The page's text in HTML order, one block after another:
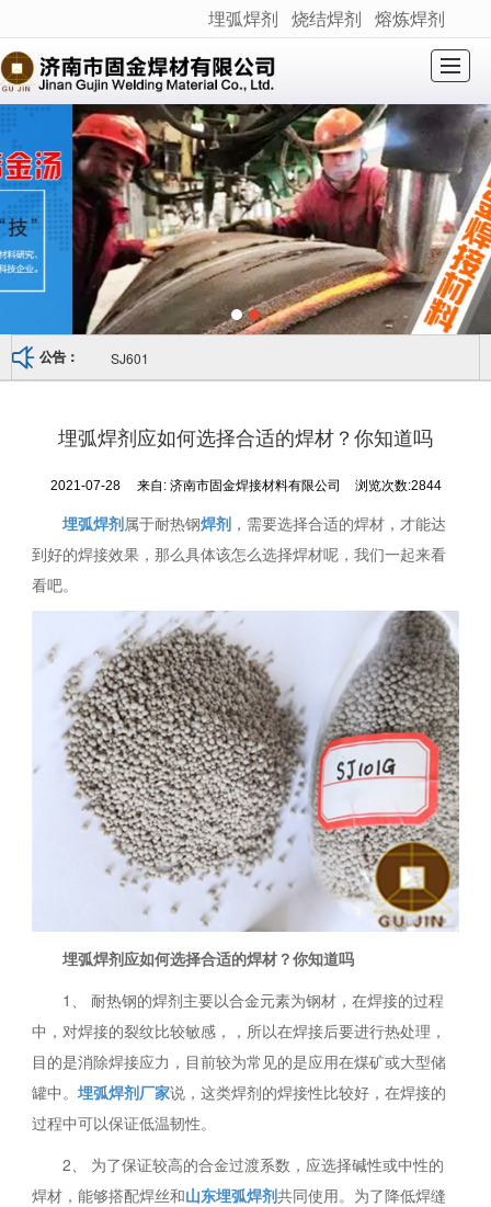
很遗憾，因您的浏览器版本过低导致无法获得最佳浏览体验，推荐下载安装谷歌浏览器！
埋弧焊剂 烧结焊剂 熔炼焊剂
关于我们 产品展示 新闻动态
产品应用
荣誉资质
产品检测 联系我们
公告： SJ601
埋弧焊剂应如何选择合适的焊材？你知道吗
2021-07-28 来自: 济南市固金焊接材料有限公司 浏览次数:2844
埋弧焊剂属于耐热钢焊剂 ，需要选择合适的焊材，才能达
到好的焊接效果，那么具体该怎么选择焊材呢，我们一起来看
看吧。
埋弧焊剂应如何选择合适的焊材？你知道吗
1、 耐热钢的焊剂主要以合金元素为钢材，在焊接的过程
中，对焊接的裂纹比较敏感，，所以在焊接后要进行热处理，
目的是消除焊接应力，目前较为常见的是应用在煤矿或大型储
罐中。埋弧焊剂厂家说，这类焊剂的焊接性比较好，在焊接的
过程中可以保证低温韧性。
2、 为了保证较高的合金过渡系数，应选择碱性或中性的
焊材，能够搭配焊丝和山东埋弧焊剂共同使用。为了降低焊缝